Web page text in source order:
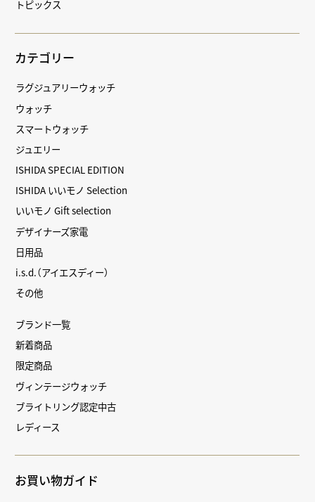
トピックス
カテゴリー
ラグジュアリーウォッチ
ウォッチ
スマートウォッチ
ジュエリー
ISHIDA SPECIAL EDITION
ISHIDA いいモノ Selection
いいモノ Gift selection
デザイナーズ家電
日用品
i.s.d.（アイエスディー）
その他
ブランド一覧
新着商品
限定商品
ヴィンテージウォッチ
ブライトリング認定中古
レディース
お買い物ガイド